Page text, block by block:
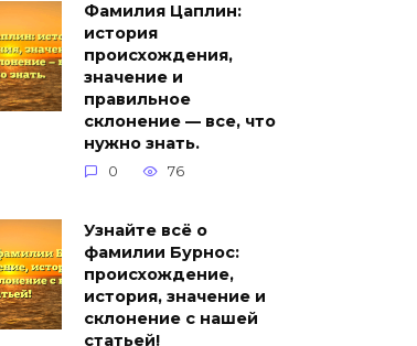
Фамилия Цаплин:
история
происхождения,
значение и
правильное
склонение — все, что
нужно знать.
0 76
Узнайте всё о
фамилии Бурнос:
происхождение,
история, значение и
склонение с нашей
статьей!